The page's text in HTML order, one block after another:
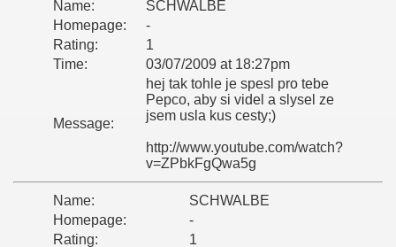
Name:
SCHWALBE
Homepage:
-
Rating:
1
Time:
03/07/2009 at 18:27pm
Message:
hej tak tohle je spesl pro tebe
Pepco, aby si videl a slysel ze
jsem usla kus cesty;)
http://www.youtube.com/watch?
v=ZPbkFgQwa5g
Name:
SCHWALBE
Homepage:
-
Rating:
1